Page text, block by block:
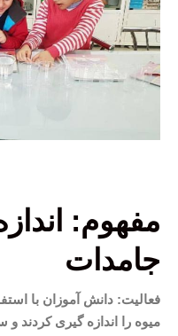
مفهوم:
جامدات
فعالیت: دانش آموزان با
میوه را اندازه گیری کردند